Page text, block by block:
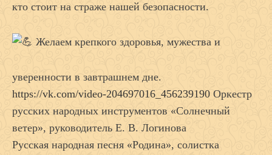
кто стоит на страже нашей безопасности.
Желаем крепкого здоровья, мужества и
уверенности в завтрашнем дне.
https://vk.com/video-204697016_456239190 Оркестр
русских народных инструментов «Солнечный
ветер», руководитель Е. В. Логинова
Русская народная песня «Родина», солистка